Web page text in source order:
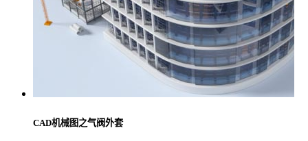
CAD机械图之气阀外套